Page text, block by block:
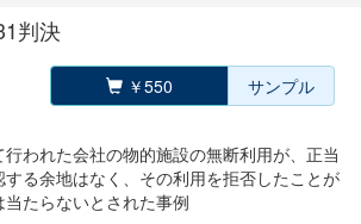
判決
￥550 サンプル
われた会社の物的施設の無断利用が、正当
る余地はなく、その利用を拒否したことが
たらないとされた事例